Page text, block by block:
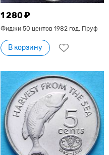
1 280 ₽
Фиджи 50 центов 1982 год. Пруф
В корзину